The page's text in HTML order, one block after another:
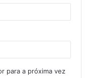
para a próxima vez